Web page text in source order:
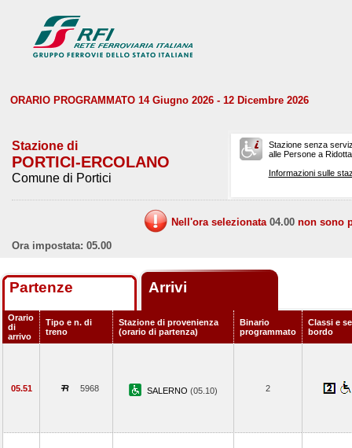
ORARIO PROGRAMMATO 14 Giugno 2026 - 12 Dicembre 2026
Stazione di
PORTICI-ERCOLANO
Comune di Portici
Stazione senza
alle Persone a
Informazioni sulle
Nell'ora selezionata 04.00 non sono
Ora impostata: 05.00
Partenze Arrivi
Orario
di
arrivo
Tipo e n. di
treno
Stazione di provenienza
(orario di partenza)
Binario
programmato
Classi e
bordo
05.51 5968 SALERNO (05.10) 2